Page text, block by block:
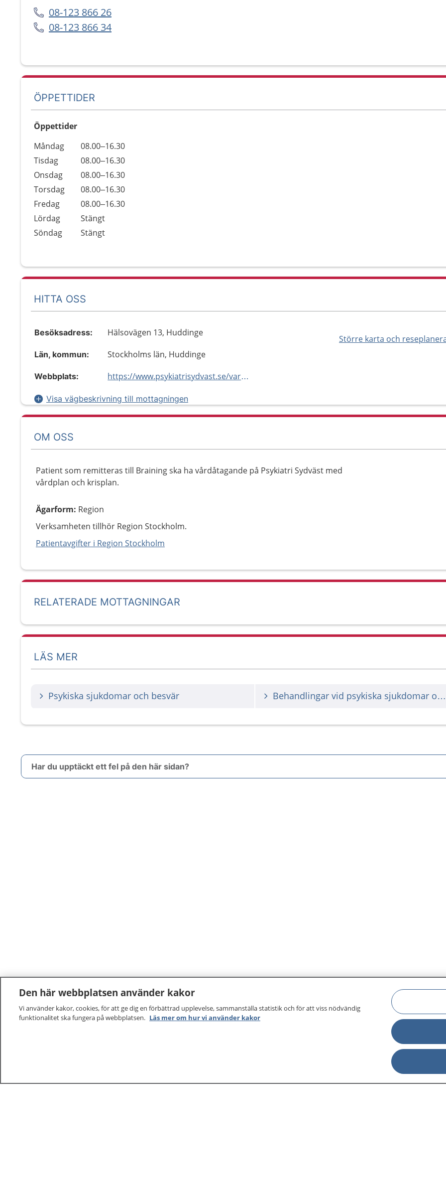
08-123 866 26
08-123 866 34
ÖPPETTIDER
Öppettider
Dag
Öppettider
Kommentarer
Måndag
08.00–16.30
Tisdag
08.00–16.30
Onsdag
08.00–16.30
Torsdag
08.00–16.30
Fredag
08.00–16.30
Lördag
Stängt
Söndag
Stängt
HITTA OSS
Större karta och
Besöksadress: Hälsovägen 13, Huddinge
Län, kommun: Stockholms län, Huddinge
Webbplats: https://www.psykiatrisydvast.se/vard-hos-oss/oppenvard/affektiva--och-angestprogrammet/braining/
Visa vägbeskrivning till mottagningen
OM OSS
Patient som remitteras till Braining ska ha vårdåtagande på Psykiatri Sydväst med
vårdplan och krisplan.
Ägarform: Region
Verksamheten tillhör Region Stockholm.
Patientavgifter i Region Stockholm
RELATERADE MOTTAGNINGAR
LÄS MER
Psykiska sjukdomar och besvär Behandlingar vid psykiska sjukdomar och besvär
Har du upptäckt ett fel på den här sidan?
Den här webbplatsen använder kakor
Vi använder kakor, cookies, för att ge dig en förbättrad upplevelse, sammanställa statistik och för att viss nödvändig
funktionalitet ska fungera på webbplatsen. Läs mer om hur vi använder kakor